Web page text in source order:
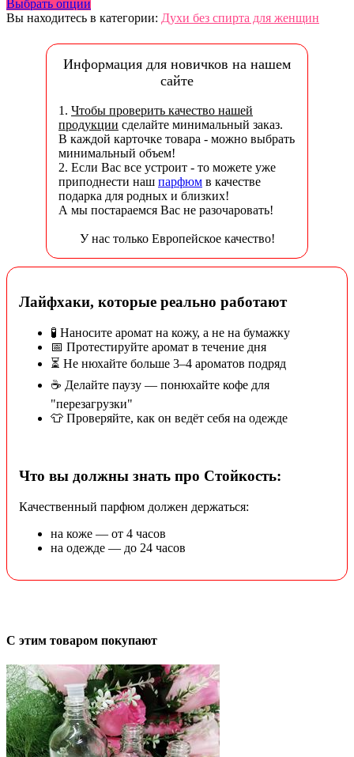
Выбрать опции
Вы находитесь в категории: Духи без спирта для женщин
Информация для новичков на нашем
сайте
1. Чтобы проверить качество нашей
продукции сделайте минимальный заказ.
В каждой карточке товара - можно выбрать
минимальный объем!
2. Если Вас все устроит - то можете уже
приподнести наш парфюм в качестве
подарка для родных и близких!
А мы постараемся Вас не разочаровать!
У нас только Европейское качество!
Лайфхаки, которые реально работают
🧪 Наносите аромат на кожу, а не на бумажку
📅 Протестируйте аромат в течение дня
⏳ Не нюхайте больше 3–4 ароматов подряд
☕ Делайте паузу — понюхайте кофе для
"перезагрузки"
👕 Проверяйте, как он ведёт себя на одежде
Что вы должны знать про Стойкость:
Качественный парфюм должен держаться:
на коже — от 4 часов
на одежде — до 24 часов
С этим товаром покупают